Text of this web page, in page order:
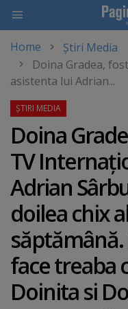
main
content
Home
Știri Media
Doina Gradea,
asistenta lui Adrian...
Doina
TV
Adrian
doilea chix
săptămână.
face treaba
Doinita si